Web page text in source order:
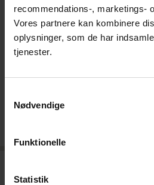
recommendations-, marketings-
Vores partnere kan kombinere
oplysninger, som de har
tjenester.
Nødvendige
Funktionelle
Statistik
Scanbox Basic Line Hot 12
transportboks
Varenr: 72342006
15.765,00 kr./stk.